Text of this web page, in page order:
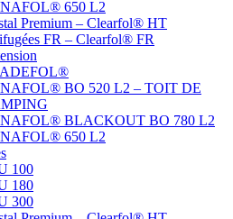
650 L2
Premium – Clearfol® HT
FR – Clearfol® FR
BO 520 L2 – TOIT DE
BLACKOUT BO 780 L2
650 L2
100
180
300